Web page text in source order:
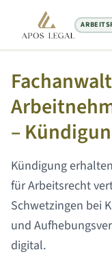
Startseite/Arbeitsrecht
–
Kündigung
für Arbeitsrecht
Schwetzingen bei
und
digital.